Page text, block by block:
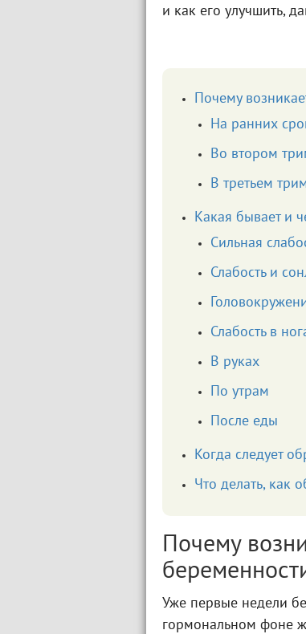
и как его улучшить,
Почему
На ранних
Во втором
В третьем
Какая бывает и
Сильная
Слабость и
Слабость в
В руках
По утрам
После еды
Когда следует
Что делать, как
Почему
Уже первые недели
гормональном фоне